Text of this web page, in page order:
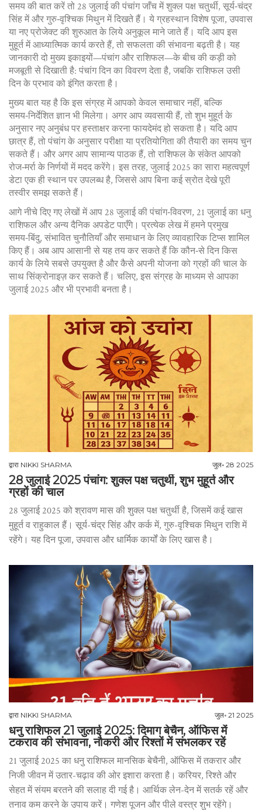
समय की बात करें तो 28 जुलाई की पंचांग जाँच में शुक्ल पक्ष चतुर्थी, सूर्य‑चंद्र
सिंह में और गुरु‑वृश्चिक मिथुन में दिखते हैं। ये ग्रहस्थान विशेष पूजा, उपवास
या नए प्रोजेक्ट की शुरुआत के लिये अनुकूल माने जाते हैं। यदि आप इस
मुहूर्त में आध्यात्मिक कार्य करते हैं, तो सफलता की संभावना बढ़ती है। यह
जानकारी दो मुख्य इकाइयों—पंचांग और राशिफल—के बीच की कड़ी को
मजबूती से दिखाती है: पंचांग दिन का विवरण देता है, जबकि राशिफल उसी
दिन के प्रभाव को इंगित करता है।
मुख्य बात यह है कि इस संग्रह में आपको केवल समाचार नहीं, बल्कि
समय‑निर्देशित ज्ञान भी मिलेगा। अगर आप व्यवसायी हैं, तो शुभ मुहूर्त के
अनुसार नए अनुबंध पर हस्ताक्षर करना फायदेमंद हो सकता है। यदि आप
छात्र हैं, तो पंचांग के अनुसार परीक्षा या प्रतियोगिता की तैयारी का समय चुन
सकते हैं। और अगर आप सामान्य पाठक हैं, तो राशिफल के संकेत आपको
रोज‑मर्रा के निर्णयों में मदद करेंगे। इस तरह, जुलाई 2025 का सारा महत्वपूर्ण
डेटा एक ही स्थान पर उपलब्ध है, जिससे आप बिना कई स्रोत देखे पूरी
तस्वीर समझ सकते हैं।
आगे नीचे दिए गए लेखों में आप 28 जुलाई की पंचांग‑विवरण, 21 जुलाई का धनु
राशिफल और अन्य दैनिक अपडेट पाएँगे। प्रत्येक लेख में हमने प्रमुख
समय‑बिंदु, संभावित चुनौतियाँ और समाधान के लिए व्यावहारिक टिप्स शामिल
किए हैं। अब आप आसानी से यह तय कर सकते हैं कि कौन‑से दिन किस
कार्य के लिये सबसे उपयुक्त है और कैसे अपनी योजना को ग्रहों की चाल के
साथ सिंक्रोनाइज़ कर सकते हैं। चलिए, इस संग्रह के माध्यम से आपका
जुलाई 2025 और भी प्रभावी बनता है।
द्वारा NIKKI SHARMA जुल॰ 28 2025
28 जुलाई 2025 पंचांग: शुक्ल पक्ष चतुर्थी, शुभ मुहूर्त और
ग्रहों की चाल
28 जुलाई 2025 को श्रावण मास की शुक्ल पक्ष चतुर्थी है, जिसमें कई खास
मुहूर्त व राहुकाल हैं। सूर्य-चंद्र सिंह और कर्क में, गुरु-वृश्चिक मिथुन राशि में
रहेंगे। यह दिन पूजा, उपवास और धार्मिक कार्यों के लिए खास है।
द्वारा NIKKI SHARMA जुल॰ 21 2025
धनु राशिफल 21 जुलाई 2025: दिमाग बेचैन, ऑफिस में
टकराव की संभावना, नौकरी और रिश्तों में संभलकर रहें
21 जुलाई 2025 का धनु राशिफल मानसिक बेचैनी, ऑफिस में तकरार और
निजी जीवन में उतार-चढ़ाव की ओर इशारा करता है। करियर, रिश्ते और
सेहत में संयम बरतने की सलाह दी गई है। आर्थिक लेन-देन में सतर्क रहें और
तनाव कम करने के उपाय करें। गणेश पूजन और पीले वस्त्र शुभ रहेंगे।